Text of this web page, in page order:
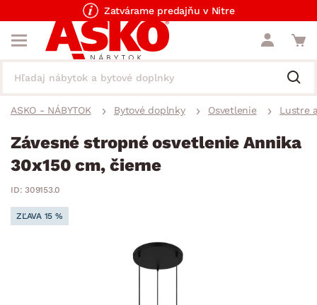
Zatvárame predajňu v Nitre
ASKO - NÁBYTOK Bytové doplnky Osvetlenie Lustre
Závesné stropné osvetlenie Annika
30x150 cm, čierne
ID: 309153.0
ZĽAVA 15 %